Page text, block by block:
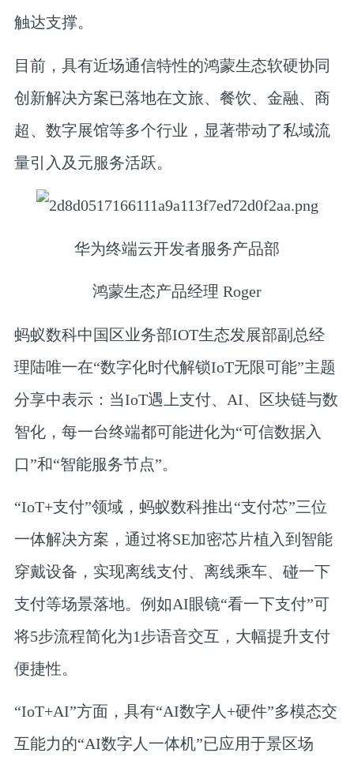
触达支撑。
目前，具有近场通信特性的鸿蒙生态软硬协同
创新解决方案已落地在文旅、餐饮、金融、商
超、数字展馆等多个行业，显著带动了私域流
量引入及元服务活跃。
华为终端云开发者服务产品部
鸿蒙生态产品经理 Roger
蚂蚁数科中国区业务部IOT生态发展部副总经
理陆唯一在“数字化时代解锁IoT无限可能”主题
分享中表示：当IoT遇上支付、AI、区块链与数
智化，每一台终端都可能进化为“可信数据入
口”和“智能服务节点”。
“IoT+支付”领域，蚂蚁数科推出“支付芯”三位
一体解决方案，通过将SE加密芯片植入到智能
穿戴设备，实现离线支付、离线乘车、碰一下
支付等场景落地。例如AI眼镜“看一下支付”可
将5步流程简化为1步语音交互，大幅提升支付
便捷性。
“IoT+AI”方面，具有“AI数字人+硬件”多模态交
互能力的“AI数字人一体机”已应用于景区场